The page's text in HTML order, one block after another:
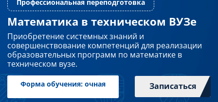
Слушателям
Партнерам
Профессиональная переподготовка
Математика в техническом ВУЗе
Приобретение системных знаний и
совершенствование компетенций для реализации
образовательных программ по математике в
техническом вузе.
Записаться